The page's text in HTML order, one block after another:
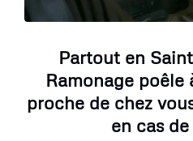
Partout en
Ramonage poêle
proche de chez
en cas